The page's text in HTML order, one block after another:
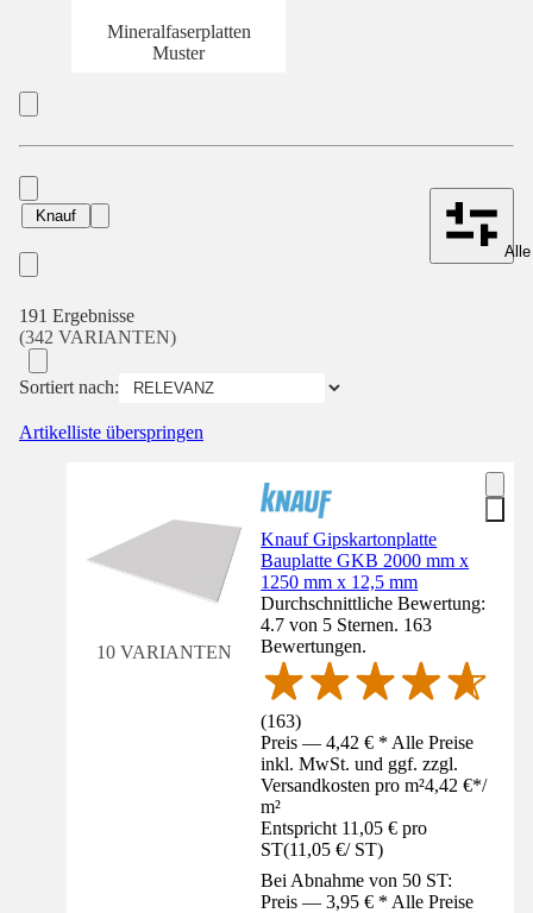
Mineralfaserplatten
Muster
Knauf
191 Ergebnisse
(342 VARIANTEN)
Sortiert nach:
Artikelliste überspringen
10 VARIANTEN
Knauf Gipskartonplatte
Bauplatte GKB 2000 mm x
1250 mm x 12,5 mm
Durchschnittliche Bewertung:
4.7 von 5 Sternen. 163
Bewertungen.
(163)
Preis — 4,42 € * Alle Preise
inkl. MwSt. und ggf. zzgl.
Versandkosten pro m²4,42 €*/
m²
Entspricht 11,05 € pro
ST(11,05 €/ ST)
Bei Abnahme von 50 ST:
Preis — 3,95 € * Alle Preise